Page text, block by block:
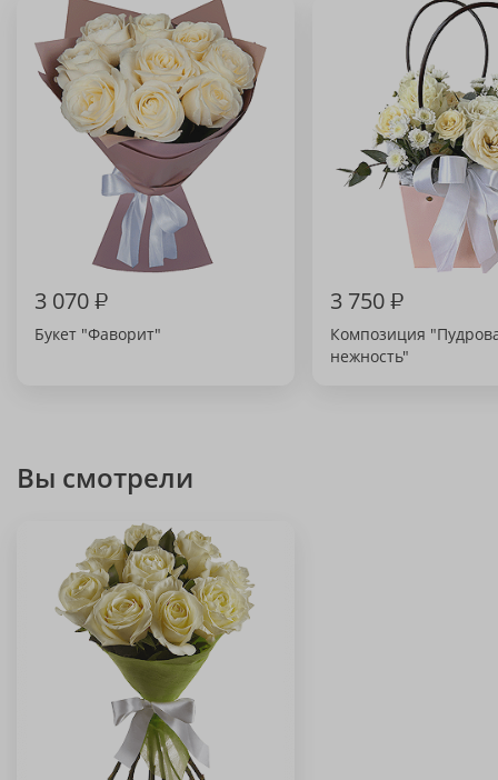
3 070₽
Букет "Фаворит"
3 750₽
Композиция
нежность"
Вы смотрели